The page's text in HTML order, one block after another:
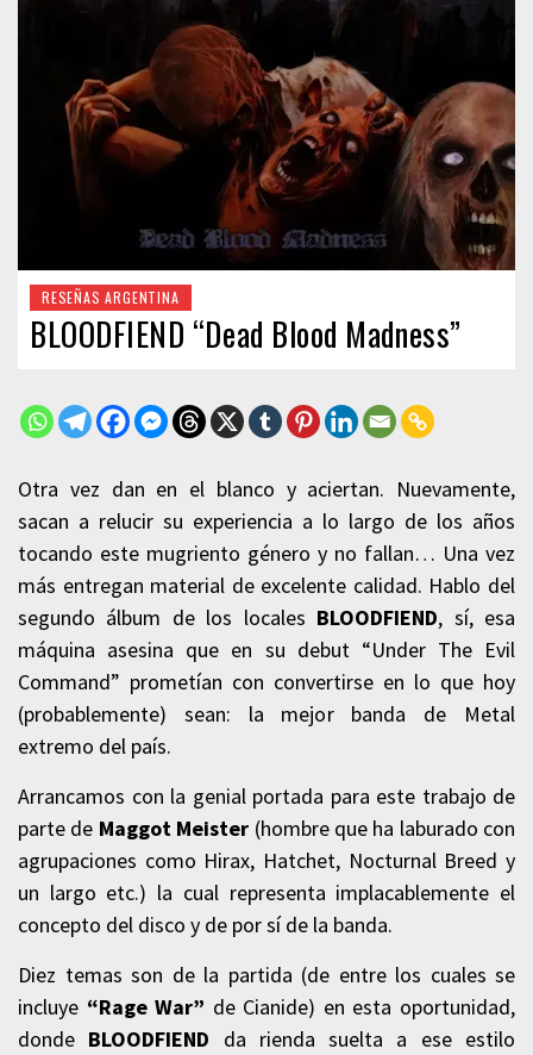
RESEÑAS ARGENTINA
BLOODFIEND “Dead Blood Madness”
Otra vez dan en el blanco y aciertan. Nuevamente,
sacan a relucir su experiencia a lo largo de los años
tocando este mugriento género y no fallan… Una vez
más entregan material de excelente calidad. Hablo del
segundo álbum de los locales BLOODFIEND, sí, esa
máquina asesina que en su debut “Under The Evil
Command” prometían con convertirse en lo que hoy
(probablemente) sean: la mejor banda de Metal
extremo del país.
Arrancamos con la genial portada para este trabajo de
parte de Maggot Meister (hombre que ha laburado con
agrupaciones como Hirax, Hatchet, Nocturnal Breed y
un largo etc.) la cual representa implacablemente el
concepto del disco y de por sí de la banda.
Diez temas son de la partida (de entre los cuales se
incluye “Rage War” de Cianide) en esta oportunidad,
donde BLOODFIEND da rienda suelta a ese estilo